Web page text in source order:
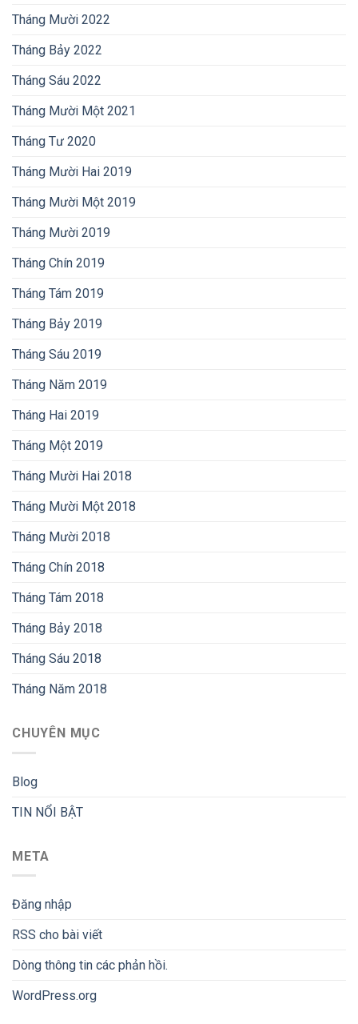
Tháng Mười 2022
Tháng Bảy 2022
Tháng Sáu 2022
Tháng Mười Một 2021
Tháng Tư 2020
Tháng Mười Hai 2019
Tháng Mười Một 2019
Tháng Mười 2019
Tháng Chín 2019
Tháng Tám 2019
Tháng Bảy 2019
Tháng Sáu 2019
Tháng Năm 2019
Tháng Hai 2019
Tháng Một 2019
Tháng Mười Hai 2018
Tháng Mười Một 2018
Tháng Mười 2018
Tháng Chín 2018
Tháng Tám 2018
Tháng Bảy 2018
Tháng Sáu 2018
Tháng Năm 2018
CHUYÊN MỤC
Blog
TIN NỔI BẬT
META
Đăng nhập
RSS cho bài viết
Dòng thông tin các phản hồi.
WordPress.org